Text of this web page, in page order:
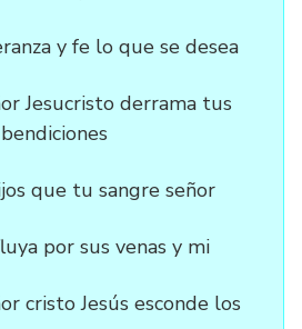
y fe lo que se desea
Jesucristo derrama tus
bendiciones
que tu sangre señor
por sus venas y mi
cristo Jesús esconde los